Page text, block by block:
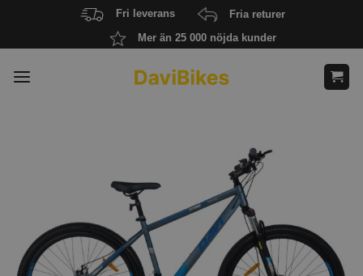
content
Fri leverans
Fria returer
Mer än 25 000 nöjda kunder